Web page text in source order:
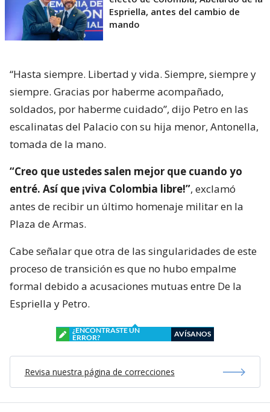
Espriella, antes del cambio de
mando
“Hasta siempre. Libertad y vida. Siempre, siempre y
siempre. Gracias por haberme acompañado,
soldados, por haberme cuidado”, dijo Petro en las
escalinatas del Palacio con su hija menor, Antonella,
tomada de la mano.
“Creo que ustedes salen mejor que cuando yo
entré. Así que ¡viva Colombia libre!”, exclamó
antes de recibir un último homenaje militar en la
Plaza de Armas.
Cabe señalar que otra de las singularidades de este
proceso de transición es que no hubo empalme
formal debido a acusaciones mutuas entre De la
Espriella y Petro.
¿ENCONTRASTE UN
ERROR?
AVÍSANOS
Revisa nuestra página de correcciones